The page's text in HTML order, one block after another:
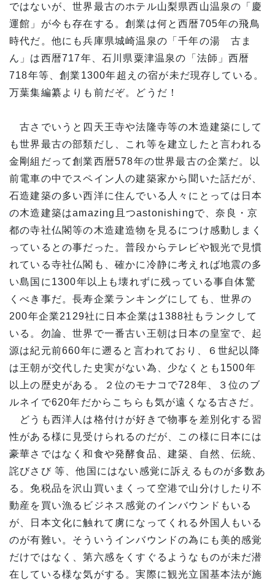
ではないが、世界最古のホテル山梨県西山温泉の「慶
運館」が今も存在する。創業は何と西暦705年の飛鳥
時代だ。他にも兵庫県城崎温泉の「千年の湯 古ま
ん」は西暦717年、石川県粟津温泉の「法師」西暦
718年等、創業1300年超えの宿が未だ現存している。
万葉集編纂よりも前だぞ。どうだ！
古さでいうと四天王寺や法隆寺等の木造建築にして
も世界最古の部類だし、これ等を建立したと言われる
金剛組だって創業西暦578年の世界最古の企業だ。以
前電車の中でスペイン人の建築家から聞いた話だが、
石造建築の多い西洋に住んでいる人々にとっては日本
の木造建築はamazing且つastonishingで、奈良・京
都の寺社仏閣等の木造建造物を見るにつけ感動しまく
っているとの事だった。普段からテレビや観光で見慣
れている寺社仏閣も、確かに冷静に考えれば地震の多
い島国に1300年以上も壊れずに残っている事自体驚
くべき事だ。長寿企業ランキングにしても、世界の
200年企業2129社に日本企業は1388社もランクして
いる。勿論、世界で一番古い王朝は日本の皇室で、起
源は紀元前660年に遡ると言われており、６世紀以降
は王朝が交代した史実がない為、少なくとも1500年
以上の歴史がある。２位のモナコで728年、３位のブ
ルネイで620年だからこちらも気が遠くなる古さだ。
どうも西洋人は格付けが好きで物事を差別化する習
性がある様に見受けられるのだが、この様に日本には
豪華さではなく和食や発酵食品、建築、自然、伝統、
詫びさび 等、他国にはない感覚に訴えるものが多数あ
る。免税品を沢山買いまくって空港で山分けしたり不
動産を買い漁るビジネス感覚のインバウンドもいる
が、日本文化に触れて虜になってくれる外国人もいる
のが有難い。そういうインバウンドの為にも美的感覚
だけではなく、第六感をくすぐるようなものが未だ潜
在している様な気がする。実際に観光立国基本法が施